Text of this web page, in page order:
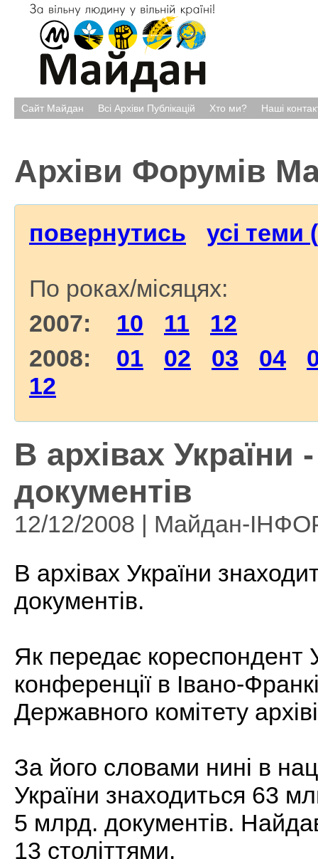
Сайт Майдан Всі Архіви Публікацій Хто ми? Наші
Архіви Форумів
повернутись усі теми
По роках/місяцях:
2007: 10 11
12
2008: 01 02 03 04
12
В архівах України
документів
12/12/2008 | Майдан-
В архівах України
документів.
Як передає кореспондент
конференції в Івано-
Державного комітету
За його словами нині в
України знаходиться 63
5 млрд. документів.
13 століттями.